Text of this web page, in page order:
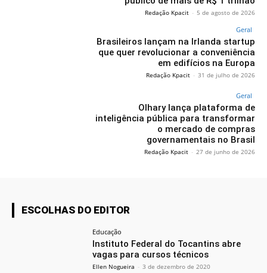
Redação Kpacit - 5 de agosto de 2026
Geral
Brasileiros lançam na Irlanda startup
que quer revolucionar a conveniência
em edifícios na Europa
Redação Kpacit - 31 de julho de 2026
Geral
Olhary lança plataforma de
inteligência pública para transformar
o mercado de compras
governamentais no Brasil
Redação Kpacit - 27 de junho de 2026
ESCOLHAS DO EDITOR
Educação
Instituto Federal do Tocantins abre
vagas para cursos técnicos
Ellen Nogueira - 3 de dezembro de 2020